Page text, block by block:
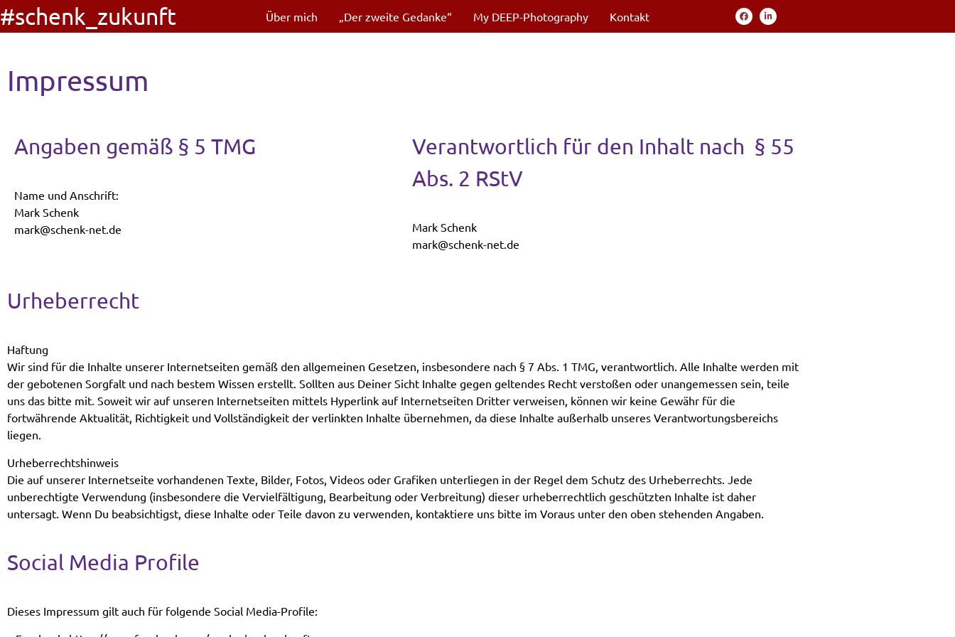
#schenk_zukunft Über mich „Der zweite Gedanke“ My DEEP-Photography Kontakt
Impressum
Angaben gemäß § 5 TMG
Name und Anschrift:
Mark Schenk
mark@schenk-net.de
Verantwortlich für den Inhalt nach § 55
Abs. 2 RStV
Mark Schenk
mark@schenk-net.de
Urheberrecht
Haftung
Wir sind für die Inhalte unserer Internetseiten gemäß den allgemeinen Gesetzen, insbesondere nach § 7 Abs. 1 TMG, verantwortlich. Alle Inhalte werden mit
der gebotenen Sorgfalt und nach bestem Wissen erstellt. Sollten aus Deiner Sicht Inhalte gegen geltendes Recht verstoßen oder unangemessen sein, teile
uns das bitte mit. Soweit wir auf unseren Internetseiten mittels Hyperlink auf Internetseiten Dritter verweisen, können wir keine Gewähr für die
fortwährende Aktualität, Richtigkeit und Vollständigkeit der verlinkten Inhalte übernehmen, da diese Inhalte außerhalb unseres Verantwortungsbereichs
liegen.
Urheberrechtshinweis
Die auf unserer Internetseite vorhandenen Texte, Bilder, Fotos, Videos oder Grafiken unterliegen in der Regel dem Schutz des Urheberrechts. Jede
unberechtigte Verwendung (insbesondere die Vervielfältigung, Bearbeitung oder Verbreitung) dieser urheberrechtlich geschützten Inhalte ist daher
untersagt. Wenn Du beabsichtigst, diese Inhalte oder Teile davon zu verwenden, kontaktiere uns bitte im Voraus unter den oben stehenden Angaben.
Social Media Profile
Dieses Impressum gilt auch für folgende Social Media-Profile: